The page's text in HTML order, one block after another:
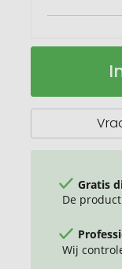
Easy
Zon
Op
Gratis
De
Wij